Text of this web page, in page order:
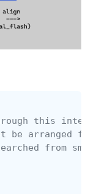
this
arranged
from